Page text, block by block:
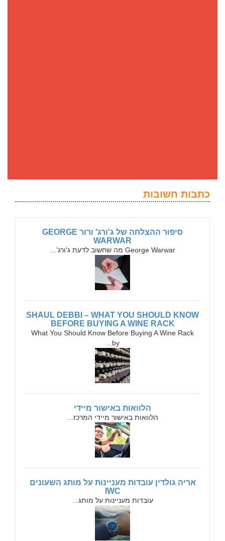
כתבות חשובות
סיפור ההצלחה של ג'ורג' ורור GEORGE
WARWAR
George Warwar מה שחשוב לדעת ג'ורג'...
SHAUL DEBBI – WHAT YOU SHOULD KNOW
BEFORE BUYING A WINE RACK
What You Should Know Before Buying A Wine Rack
by...
הלוואות באישור מיידי
הלוואות באישור מיידי המרכז...
אריה גולדין עובדות מעניינות על מותג השעונים
IWC
עובדות מעניינות על מותג...